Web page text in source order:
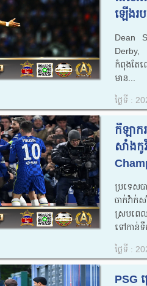
ឡើងរ
Dean
កំពុងតែ
មាន...
ថ្ងៃទី :
កីឡាក
សាំងកូ
ប្រទេសប
ចាក់វ៉ា
ស្របពេ
ទៅកាន់ទឹ
ថ្ងៃទី :
PSG